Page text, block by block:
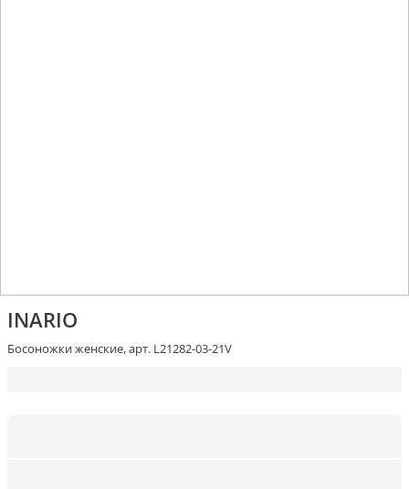
INARIO
Босоножки женские, арт. L21282-03-21V